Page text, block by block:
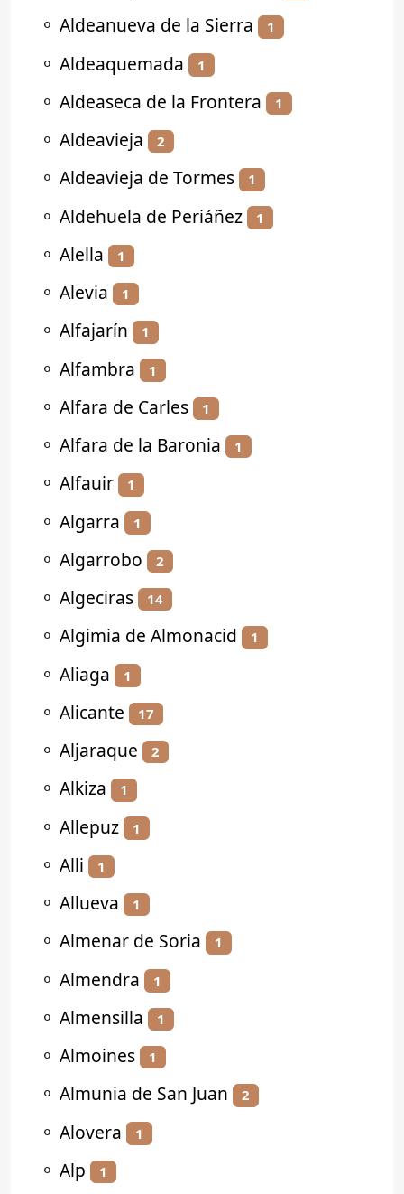
⚬ Aldeanueva de la Sierra 1
⚬ Aldeaquemada 1
⚬ Aldeaseca de la Frontera 1
⚬ Aldeavieja 2
⚬ Aldeavieja de Tormes 1
⚬ Aldehuela de Periáñez 1
⚬ Alella 1
⚬ Alevia 1
⚬ Alfajarín 1
⚬ Alfambra 1
⚬ Alfara de Carles 1
⚬ Alfara de la Baronia 1
⚬ Alfauir 1
⚬ Algarra 1
⚬ Algarrobo 2
⚬ Algeciras 14
⚬ Algimia de Almonacid 1
⚬ Aliaga 1
⚬ Alicante 17
⚬ Aljaraque 2
⚬ Alkiza 1
⚬ Allepuz 1
⚬ Alli 1
⚬ Allueva 1
⚬ Almenar de Soria 1
⚬ Almendra 1
⚬ Almensilla 1
⚬ Almoines 1
⚬ Almunia de San Juan 2
⚬ Alovera 1
⚬ Alp 1